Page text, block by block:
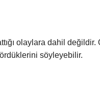
olaylara dahil değildir.
söyleyebilir.